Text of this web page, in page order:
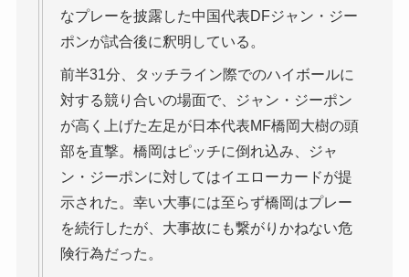
なプレーを披露した中国代表DFジャン・ジー
ポンが試合後に釈明している。
前半31分、タッチライン際でのハイボールに
対する競り合いの場面で、ジャン・ジーポン
が高く上げた左足が日本代表MF橋岡大樹の頭
部を直撃。橋岡はピッチに倒れ込み、ジャ
ン・ジーポンに対してはイエローカードが提
示された。幸い大事には至らず橋岡はプレー
を続行したが、大事故にも繋がりかねない危
険行為だった。